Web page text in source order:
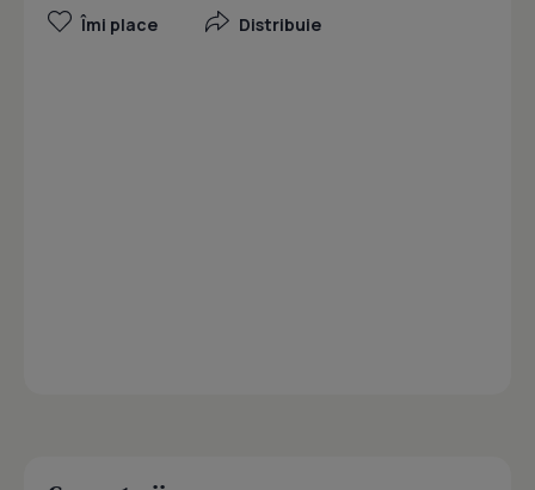
Îmi place Distribuie